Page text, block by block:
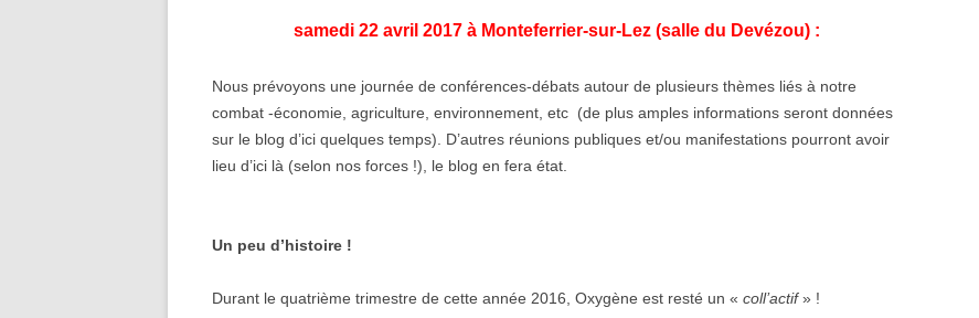
samedi 22 avril 2017 à Monteferrier-sur-Lez (salle du Devézou) :
Nous prévoyons une journée de conférences-débats autour de plusieurs thèmes liés à notre
combat -économie, agriculture, environnement, etc (de plus amples informations seront données
sur le blog d’ici quelques temps). D’autres réunions publiques et/ou manifestations pourront avoir
lieu d’ici là (selon nos forces !), le blog en fera état.
Un peu d’histoire !
Durant le quatrième trimestre de cette année 2016, Oxygène est resté un « coll’actif» !